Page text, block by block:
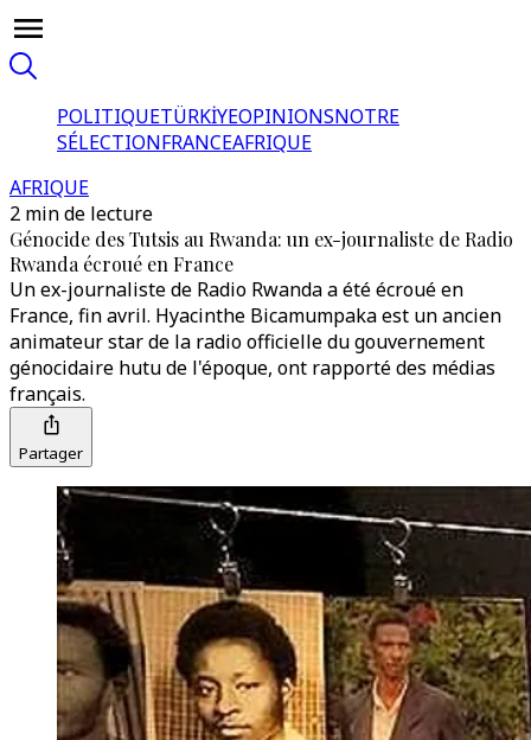
POLITIQUETÜRKİYEOPINIONSNOTRE
SÉLECTIONFRANCEAFRIQUE
AFRIQUE
2 min de lecture
Génocide des Tutsis au Rwanda: un ex-journaliste de Radio
Rwanda écroué en France
Un ex-journaliste de Radio Rwanda a été écroué en
France, fin avril. Hyacinthe Bicamumpaka est un ancien
animateur star de la radio officielle du gouvernement
génocidaire hutu de l'époque, ont rapporté des médias
français.
Partager